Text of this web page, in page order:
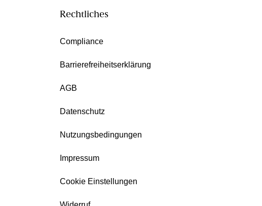
Rechtliches
Compliance
Barrierefreiheitserklärung
AGB
Datenschutz
Nutzungsbedingungen
Impressum
Cookie Einstellungen